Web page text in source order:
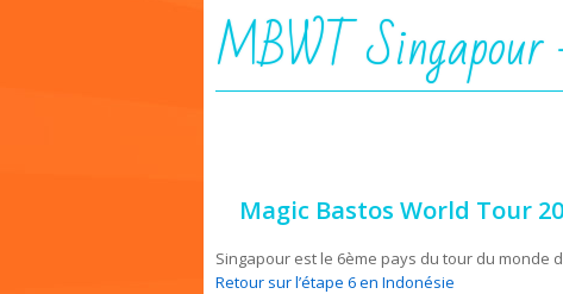
MBWT Singapour
Magic Bastos World Tour
Singapour est le 6ème pays du tour du monde
Retour sur l’étape 6 en Indonésie